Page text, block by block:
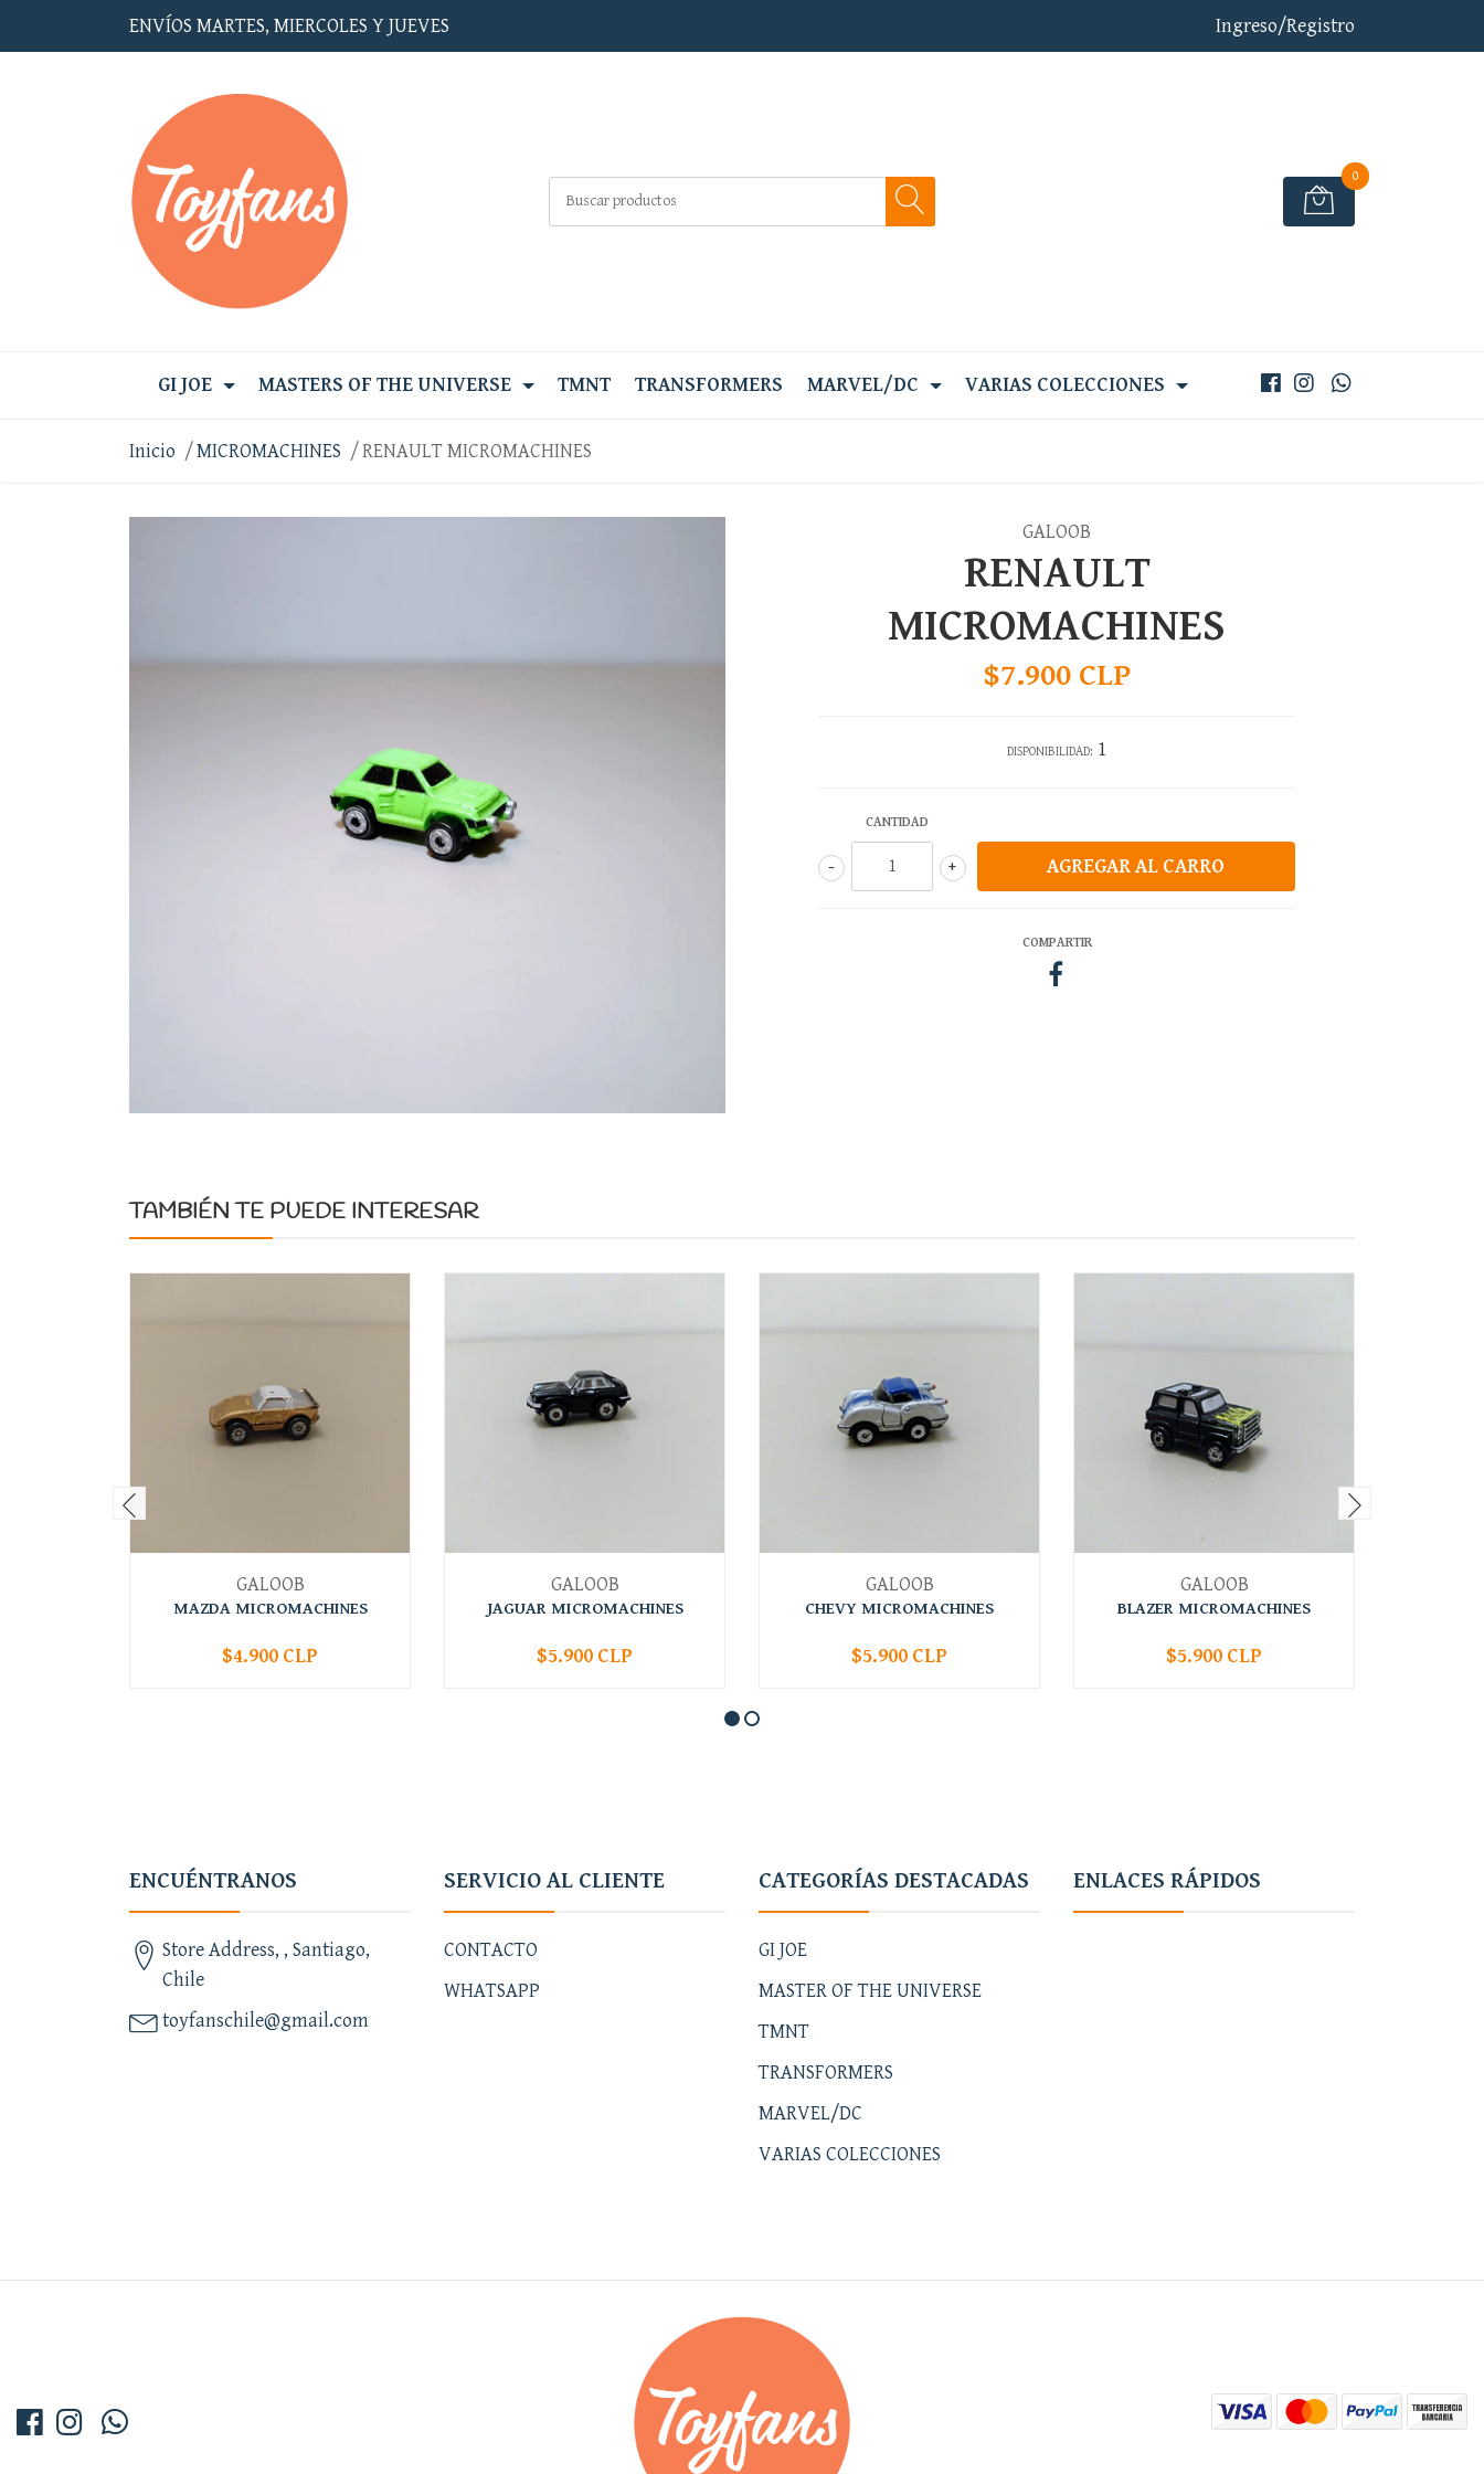
ENVÍOS MARTES, MIERCOLES Y JUEVES Ingreso/Registro
0
GI JOE MASTERS OF THE UNIVERSE TMNT TRANSFORMERS MARVEL/DC VARIAS COLECCIONES
Inicio MICROMACHINES RENAULT MICROMACHINES
GALOOB
RENAULT
MICROMACHINES
$7.900 CLP
DISPONIBILIDAD: 1
CANTIDAD
+
-
COMPARTIR
TAMBIÉN TE PUEDE INTERESAR
GALOOB
MAZDA MICROMACHINES
+
$4.900 CLP
GALOOB
JAGUAR MICROMACHINES
+
$5.900 CLP
GALOOB
CHEVY MICROMACHINES
+
$5.900 CLP
GALOOB
BLAZER MICROMACHINES
+
$5.900 CLP
ENCUÉNTRANOS
Store Address, , Santiago,
Chile
toyfanschile@gmail.com
SERVICIO AL CLIENTE
CONTACTO
WHATSAPP
CATEGORÍAS DESTACADAS
GI JOE
MASTER OF THE UNIVERSE
TMNT
TRANSFORMERS
MARVEL/DC
VARIAS COLECCIONES
ENLACES RÁPIDOS